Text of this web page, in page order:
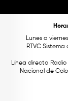
Lunes a
RTVC
Línea directa Radio
Nacional de